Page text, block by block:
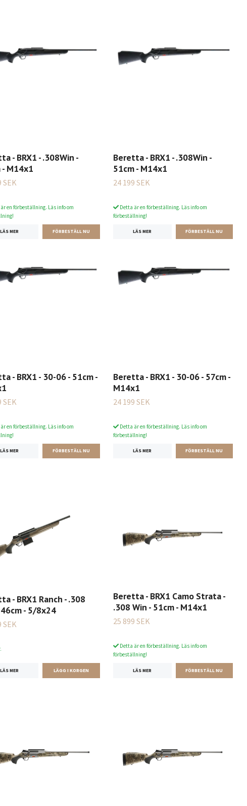
- BRX1 - .308Win -
- M14x1
SEK
en förbeställning. Läs info om
LÄS MER
Beretta - BRX1 - .308Win -
51cm - M14x1
24 199 SEK
Detta är en förbeställning. Läs info om
förbeställning!
LÄS MER
- BRX1 - 30-06 - 51cm -
SEK
en förbeställning. Läs info om
LÄS MER
Beretta - BRX1 - 30-06 - 57cm -
M14x1
24 199 SEK
Detta är en förbeställning. Läs info om
förbeställning!
LÄS MER
- BRX1 Ranch - .308
- 5/8x24
SEK
LÄS MER
Beretta - BRX1 Camo Strata -
.308 Win - 51cm - M14x1
25 899 SEK
Detta är en förbeställning. Läs info om
förbeställning!
LÄS MER